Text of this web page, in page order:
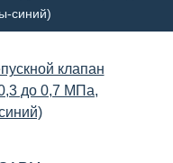
синий)